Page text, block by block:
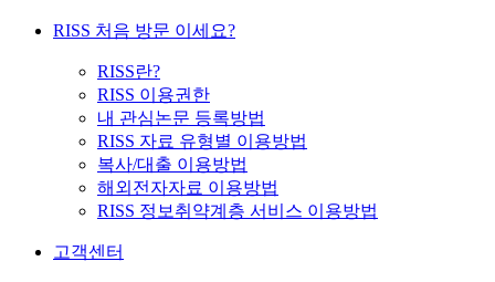
RISS 처음 방문 이세요?
RISS란?
RISS 이용권한
내 관심논문 등록방법
RISS 자료 유형별 이용방법
복사/대출 이용방법
해외전자자료 이용방법
RISS 정보취약계층 서비스 이용방법
고객센터